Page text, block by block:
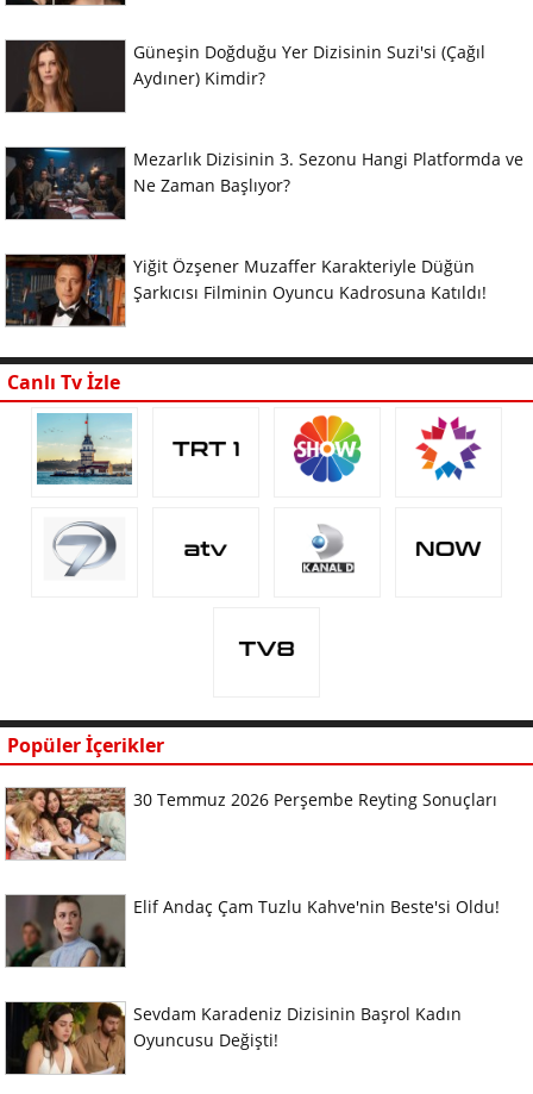
Güneşin Doğduğu Yer Dizisinin Suzi'si (Çağıl
Aydıner) Kimdir?
Mezarlık Dizisinin 3. Sezonu Hangi Platformda ve
Ne Zaman Başlıyor?
Yiğit Özşener Muzaffer Karakteriyle Düğün
Şarkıcısı Filminin Oyuncu Kadrosuna Katıldı!
Canlı Tv İzle
Popüler İçerikler
30 Temmuz 2026 Perşembe Reyting Sonuçları
Elif Andaç Çam Tuzlu Kahve'nin Beste'si Oldu!
Sevdam Karadeniz Dizisinin Başrol Kadın
Oyuncusu Değişti!